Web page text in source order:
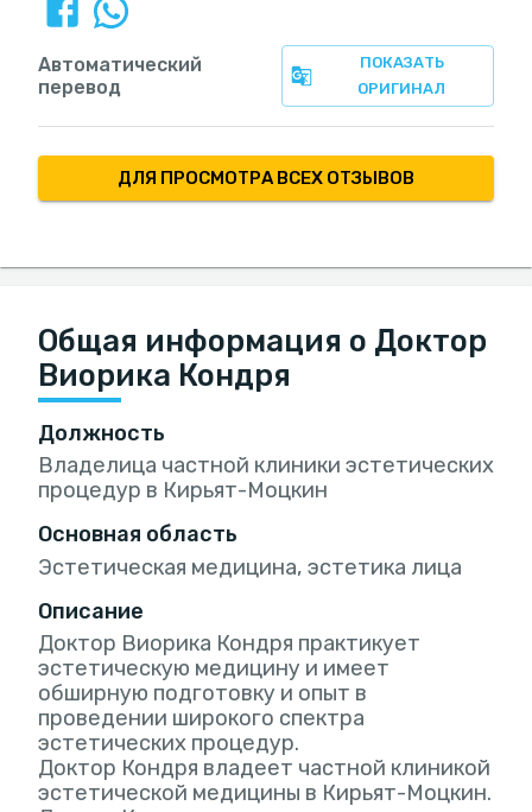
ПОКАЗАТЬ
ОРИГИНАЛ
Автоматический
перевод
ДЛЯ ПРОСМОТРА ВСЕХ ОТЗЫВОВ
Общая информация о Доктор
Виорика Кондря
Должность
Владелица частной клиники эстетических
процедур в Кирьят-Моцкин
Основная область
Эстетическая медицина, эстетика лица
Описание
Доктор Виорика Кондря практикует
эстетическую медицину и имеет
обширную подготовку и опыт в
проведении широкого спектра
эстетических процедур.
Доктор Кондря владеет частной клиникой
эстетической медицины в Кирьят-Моцкин.